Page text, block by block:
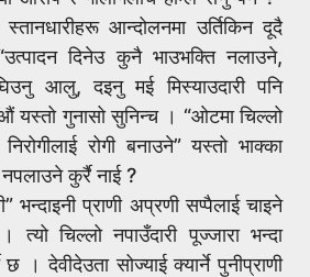
आन्दोलनमा उर्तिकिन दूदै
दिनेउ कुनै भाउभक्ति नलाउने,
आलु, दइनु मई मिस्याउदारी पनि
यस्तो गुनासो सुनिन्च । “ओटमा चिल्लो
रोगी बनाउने” यस्तो भाक्का
कुर्रै नाई ?
भन्दाइनी प्राणी अप्रणी सप्पैलाई चाइने
चिल्लो नपाउँदारी पूज्जारा भन्दा
। देवीदेउता सोज्याई क्यार्ने पुनीप्राणी